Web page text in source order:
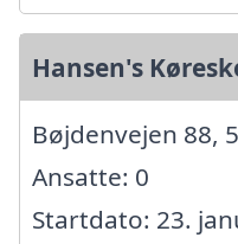
Hansen's
Bøjdenvejen 88,
Ansatte: 0
Startdato: 23.